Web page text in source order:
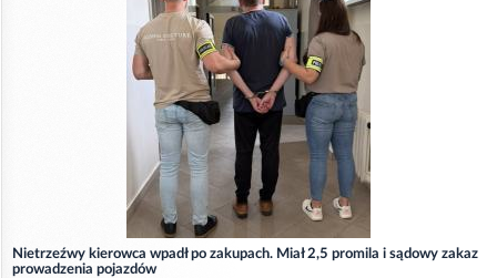
Nietrzeźwy kierowca wpadł po zakupach. Miał 2,5 promila i sądowy zakaz
prowadzenia pojazdów